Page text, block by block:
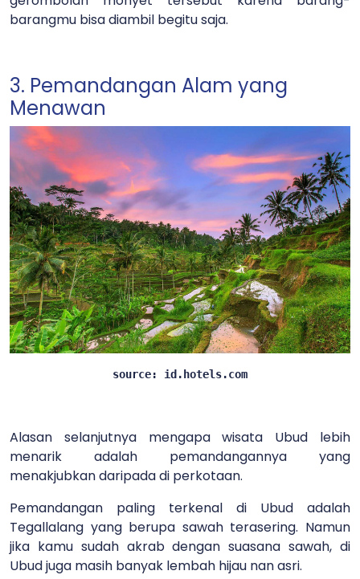
barangmu bisa diambil begitu saja.
3. Pemandangan Alam yang
Menawan
source: id.hotels.com
Alasan selanjutnya mengapa wisata Ubud lebih
menarik adalah pemandangannya yang
menakjubkan daripada di perkotaan.
Pemandangan paling terkenal di Ubud adalah
Tegallalang yang berupa sawah terasering. Namun
jika kamu sudah akrab dengan suasana sawah, di
Ubud juga masih banyak lembah hijau nan asri.